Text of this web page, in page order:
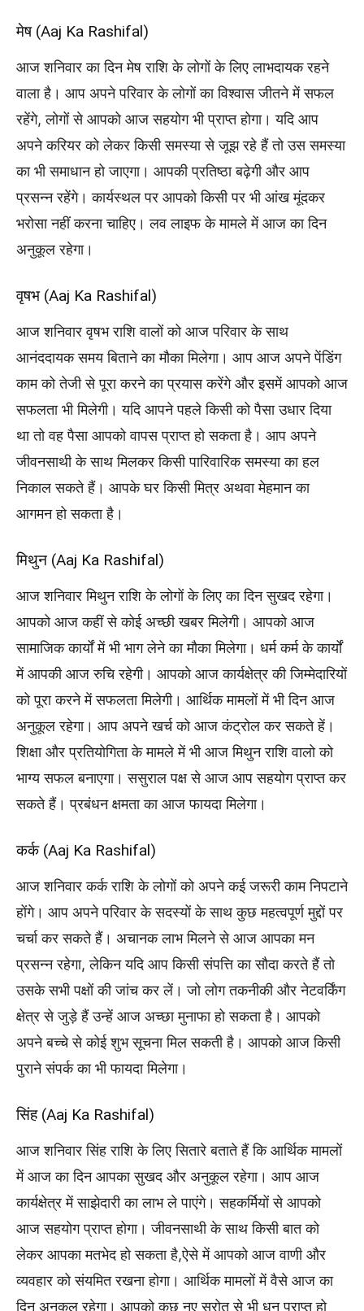
मेष (Aaj Ka Rashifal)
आज शनिवार का दिन मेष राशि के लोगों के लिए लाभदायक रहने
वाला है। आप अपने परिवार के लोगों का विश्वास जीतने में सफल
रहेंगे, लोगों से आपको आज सहयोग भी प्राप्त होगा। यदि आप
अपने करियर को लेकर किसी समस्या से जूझ रहे हैं तो उस समस्या
का भी समाधान हो जाएगा। आपकी प्रतिष्ठा बढ़ेगी और आप
प्रसन्न रहेंगे। कार्यस्थल पर आपको किसी पर भी आंख मूंदकर
भरोसा नहीं करना चाहिए। लव लाइफ के मामले में आज का दिन
अनुकूल रहेगा।
वृषभ (Aaj Ka Rashifal)
आज शनिवार वृषभ राशि वालों को आज परिवार के साथ
आनंददायक समय बिताने का मौका मिलेगा। आप आज अपने पेंडिंग
काम को तेजी से पूरा करने का प्रयास करेंगे और इसमें आपको आज
सफलता भी मिलेगी। यदि आपने पहले किसी को पैसा उधार दिया
था तो वह पैसा आपको वापस प्राप्त हो सकता है। आप अपने
जीवनसाथी के साथ मिलकर किसी पारिवारिक समस्या का हल
निकाल सकते हैं। आपके घर किसी मित्र अथवा मेहमान का
आगमन हो सकता है।
मिथुन (Aaj Ka Rashifal)
आज शनिवार मिथुन राशि के लोगों के लिए का दिन सुखद रहेगा।
आपको आज कहीं से कोई अच्छी खबर मिलेगी। आपको आज
सामाजिक कार्यों में भी भाग लेने का मौका मिलेगा। धर्म कर्म के कार्यों
में आपकी आज रुचि रहेगी। आपको आज कार्यक्षेत्र की जिम्मेदारियों
को पूरा करने में सफलता मिलेगी। आर्थिक मामलों में भी दिन आज
अनुकूल रहेगा। आप अपने खर्च को आज कंट्रोल कर सकते हें।
शिक्षा और प्रतियोगिता के मामले में भी आज मिथुन राशि वालो को
भाग्य सफल बनाएगा। ससुराल पक्ष से आज आप सहयोग प्राप्त कर
सकते हैं। प्रबंधन क्षमता का आज फायदा मिलेगा।
कर्क (Aaj Ka Rashifal)
आज शनिवार कर्क राशि के लोगों को अपने कई जरूरी काम निपटाने
होंगे। आप अपने परिवार के सदस्यों के साथ कुछ महत्वपूर्ण मुद्दों पर
चर्चा कर सकते हैं। अचानक लाभ मिलने से आज आपका मन
प्रसन्न रहेगा, लेकिन यदि आप किसी संपत्ति का सौदा करते हैं तो
उसके सभी पक्षों की जांच कर लें। जो लोग तकनीकी और नेटवर्किंग
क्षेत्र से जुड़े हैं उन्हें आज अच्छा मुनाफा हो सकता है। आपको
अपने बच्चे से कोई शुभ सूचना मिल सकती है। आपको आज किसी
पुराने संपर्क का भी फायदा मिलेगा।
सिंह (Aaj Ka Rashifal)
आज शनिवार सिंह राशि के लिए सितारे बताते हैं कि आर्थिक मामलों
में आज का दिन आपका सुखद और अनुकूल रहेगा। आप आज
कार्यक्षेत्र में साझेदारी का लाभ ले पाएंगे। सहकर्मियों से आपको
आज सहयोग प्राप्त होगा। जीवनसाथी के साथ किसी बात को
लेकर आपका मतभेद हो सकता है,ऐसे में आपको आज वाणी और
व्यवहार को संयमित रखना होगा। आर्थिक मामलों में वैसे आज का
दिन अनुकूल रहेगा। आपको कुछ नए स्रोत से भी धन प्राप्त हो